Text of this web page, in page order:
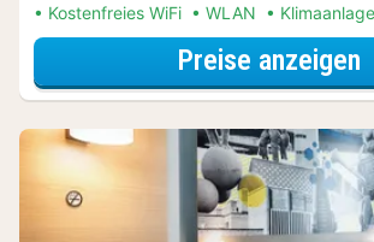
Kostenfreies WiFi
WLAN Klimaanlage
Preise anzeigen